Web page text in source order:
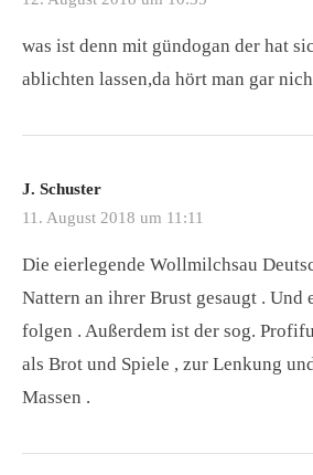
was ist denn mit gündogan der hat
ablichten lassen,da hört man gar
J. Schuster
11. August 2018 um 11:11
Die eierlegende Wollmilchsau
Nattern an ihrer Brust gesaugt . Und
folgen . Außerdem ist der sog.
als Brot und Spiele , zur Lenkung
Massen .